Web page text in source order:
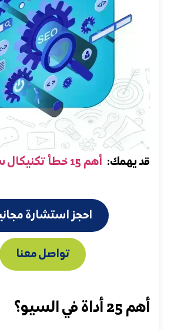
قد يهمك: أهم 15 خطأ تكنيكال سيو
احجز استشارة
تواصل معنا
أهم 25 أداة في السيو؟